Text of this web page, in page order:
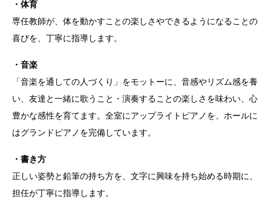
・体育
専任教師が、体を動かすことの楽しさやできるようになることの
喜びを、丁寧に指導します。
・音楽
「音楽を通しての人づくり」をモットーに、音感やリズム感を養
い、友達と一緒に歌うこと・演奏することの楽しさを味わい、心
豊かな感性を育てます。全室にアップライトピアノを、ホールに
はグランドピアノを完備しています。
・書き方
正しい姿勢と鉛筆の持ち方を、文字に興味を持ち始める時期に、
担任が丁寧に指導します。